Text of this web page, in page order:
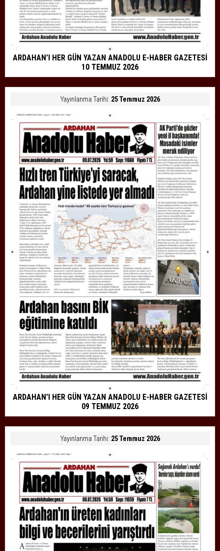
ARDAHAN’I HER GÜN YAZAN ANADOLU E-HABER GAZETESİ
10 TEMMUZ 2026
Yayınlanma Tarihi: 25 Temmuz 2026
ARDAHAN’I HER GÜN YAZAN ANADOLU E-HABER GAZETESİ
09 TEMMUZ 2026
Yayınlanma Tarihi: 25 Temmuz 2026